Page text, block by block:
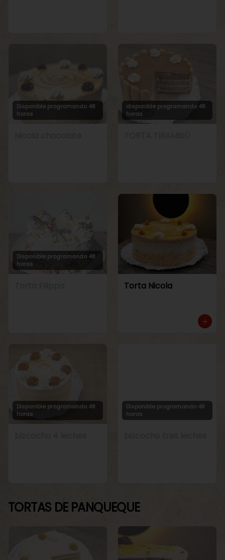
Disponible programando 48
horas
disponible programando 48
horas
Disponible programando 48
horas
Torta Nicola
Disponible programando 48
horas
Disponible programando 48
horas
TORTAS DE PANQUEQUE